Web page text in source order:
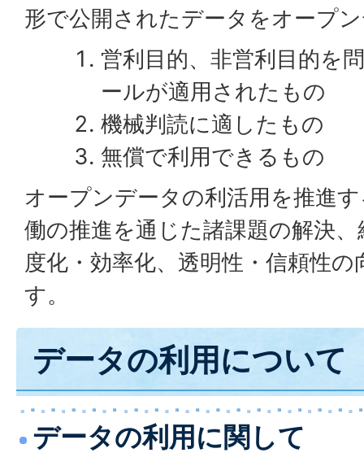
形で公開されたデータをオープ
営利目的、非営利目的を
ールが適用されたもの
機械判読に適したもの
無償で利用できるもの
オープンデータの利活用を推進
働の推進を通じた諸課題の解決
度化・効率化、透明性・信頼性
す。
データの利用について
データの利用に関して